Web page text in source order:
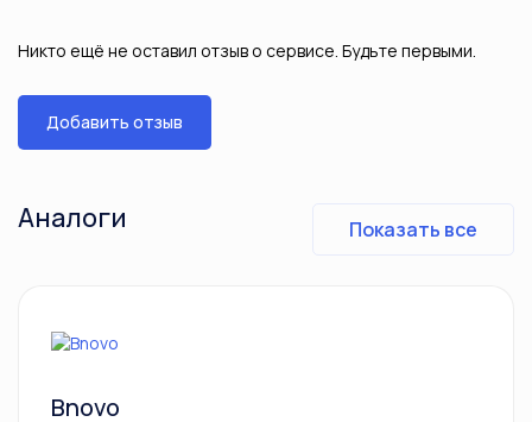
Никто ещё не оставил отзыв о сервисе. Будьте первыми.
Добавить отзыв
Аналоги Показать все
Bnovo